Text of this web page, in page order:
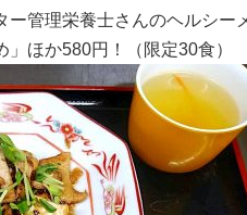
ー管理栄養士さんのヘルシー
」ほか580円！（限定30食）